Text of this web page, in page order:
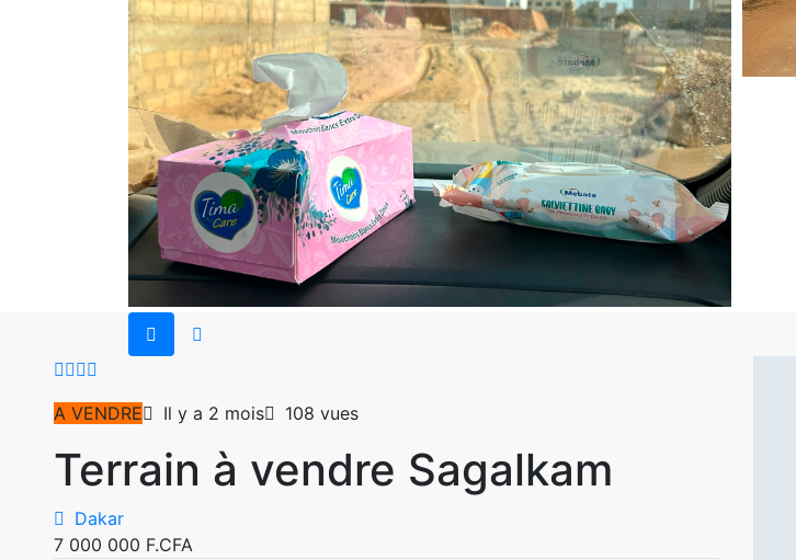
A VENDRE Il y a 2 mois 108 vues
Terrain à vendre Sagalkam
Dakar
7 000 000 F.CFA